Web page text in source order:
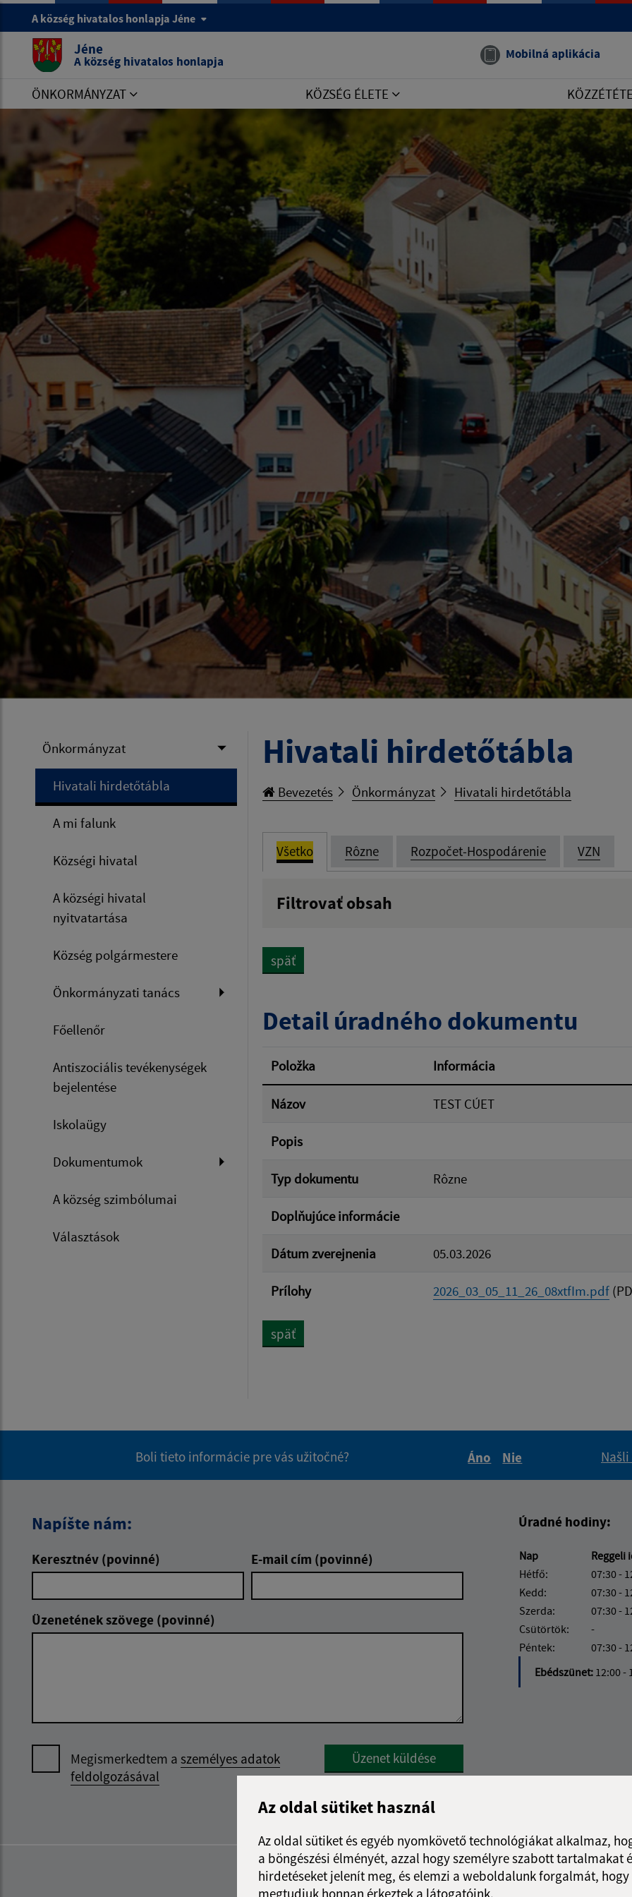
Az oldal sütiket használ
Az oldal sütiket és egyéb nyomkövető technológiákat alkalmaz,
a böngészési élményét, azzal hogy személyre szabott tartalmakat
hirdetéseket jelenít meg, és elemzi a weboldalunk forgalmát, hogy
megtudjuk honnan érkeztek a látogatóink.
A község hivatalos honlapja Jéne
Jéne
A község hivatalos honlapja Mobilná aplikácia
ÖNKORMÁNYZAT KÖZSÉG ÉLETE
Önkormányzat
Hivatali hirdetőtábla
A mi falunk
Községi hivatal
A községi hivatal
nyitvatartása
Község polgármestere
Önkormányzati tanács
Főellenőr
Antiszociális tevékenységek
bejelentése
Iskolaügy
Dokumentumok
A község szimbólumai
Választások
Hivatali hirdetőtábla
Bevezetés Önkormányzat Hivatali hirdetőtábla
Všetko Rôzne Rozpočet-Hospodárenie VZN
Filtrovať obsah
Filtrovať
späť
Detail úradného dokumentu
Položka Informácia
Názov TEST CÚET
Popis
Typ dokumentu Rôzne
Doplňujúce informácie
Dátum zverejnenia 05.03.2026
Prílohy 2026_03_05_11_26_08xtfIm.pdf
späť
Boli tieto informácie pre vás užitočné?
Áno
Nie
Napíšte nám:
Keresztnév (povinné) E-mail cím (povinné)
Üzenetének szövege (povinné)
Megismerkedtem a személyes adatok
feldolgozásával
Google reCaptcha Response
Üzenet küldése
Úradné hodiny:
Nap Reggeli
Hétfő:
07:30 -
Kedd:
07:30 -
Szerda:
07:30 -
Csütörtök:
-
Péntek:
07:30 -
Ebédszünet: 12:00 -